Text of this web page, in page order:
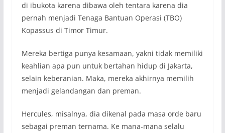
di ibukota karena dibawa oleh tentara karena dia
pernah menjadi Tenaga Bantuan Operasi (TBO)
Kopassus di Timor Timur.
Mereka bertiga punya kesamaan, yakni tidak memiliki
keahlian apa pun untuk bertahan hidup di Jakarta,
selain keberanian. Maka, mereka akhirnya memilih
menjadi gelandangan dan preman.
Hercules, misalnya, dia dikenal pada masa orde baru
sebagai preman ternama. Ke mana-mana selalu